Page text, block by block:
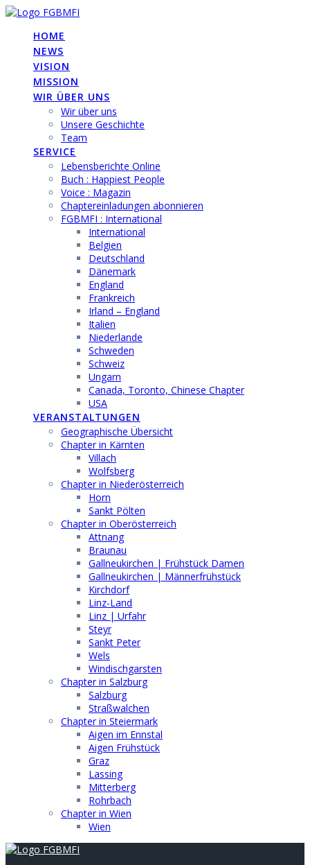
Skip
contentHOME
NEWS
VISION
MISSION
WIR ÜBER UNS
Wir über uns
Unsere Geschichte
Team
SERVICE
Lebensberichte Online
Buch : Happiest People
Voice : Magazin
Chaptereinladungen abonnieren
FGBMFI : International
International
Belgien
Deutschland
Dänemark
England
Frankreich
Irland – England
Italien
Niederlande
Schweden
Schweiz
Ungarn
Canada, Toronto, Chinese Chapter
USA
VERANSTALTUNGEN
Geographische Übersicht
Chapter in Kärnten
Villach
Wolfsberg
Chapter in Niederösterreich
Horn
Sankt Pölten
Chapter in Oberösterreich
Attnang
Braunau
Gallneukirchen | Frühstück Damen
Gallneukirchen | Männerfrühstück
Kirchdorf
Linz-Land
Linz | Urfahr
Steyr
Sankt Peter
Wels
Windischgarsten
Chapter in Salzburg
Salzburg
Straßwalchen
Chapter in Steiermark
Aigen im Ennstal
Aigen Frühstück
Graz
Lassing
Mitterberg
Rohrbach
Chapter in Wien
Wien